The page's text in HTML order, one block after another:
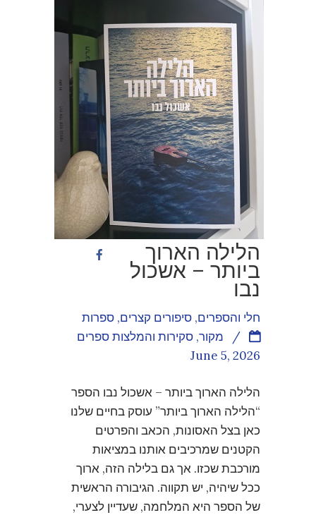
הלילה הארוך
ביותר – אשכול
נבו
חלי והספרים, סיפורים קצרים, ספרות
מקור, סקירות והמלצות ספרים
/
June 5, 2026
הלילה הארוך ביותר – אשכול נבו הספר
“הלילה הארוך ביותר” עוסק בחיים שלנו
כאן בצל האסונות, הכאב והפרטים
הקטנים שמרכיבים אותנו במציאות
מורכבת שכזו. אך גם בלילה הזה, ארוך
ככל שיהיה, יש תקווה. הגיבורה הראשית
של הספר היא המלחמה, שעדיין לצערי,